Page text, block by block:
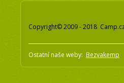
Copyright© 2009 - 2018
Ostatní naše weby: Bezvakemp